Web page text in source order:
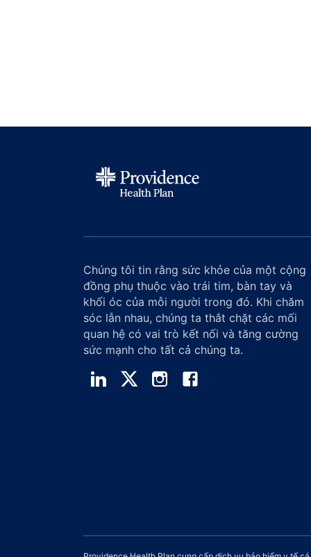
Chúng tôi tin rằng sức khỏe của một cộng
đồng phụ thuộc vào trái tim, bàn tay và
khối óc của mỗi người trong đó. Khi chăm
sóc lẫn nhau, chúng ta thắt chặt các mối
quan hệ có vai trò kết nối và tăng cường
sức mạnh cho tất cả chúng ta.